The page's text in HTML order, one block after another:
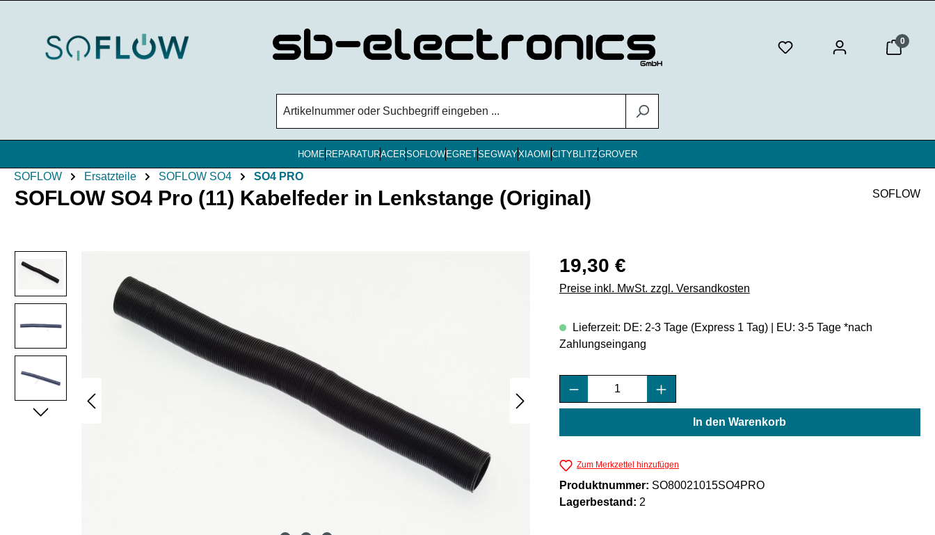
0
HOME REPARATURACERSOFLOW EGRETSEGWAYXIAOMI CITYBLITZGROVER
SOFLOW Ersatzteile SOFLOW SO4 SO4 PRO
SOFLOW SO4 Pro (11) Kabelfeder in Lenkstange (Original) SOFLOW
Bildergalerie überspringen Regulärer Preis:
19,30 €
Preise inkl. MwSt. zzgl. Versandkosten
Lieferzeit: DE: 2-3 Tage (Express 1 Tag) | EU: 3-5 Tage *nach
Zahlungseingang
Produkt Anzahl: Gib den gewünschten Wert ein
In den Warenkorb
Zum Merkzettel hinzufügen
Produktnummer: SO80021015SO4PRO
Lagerbestand: 2